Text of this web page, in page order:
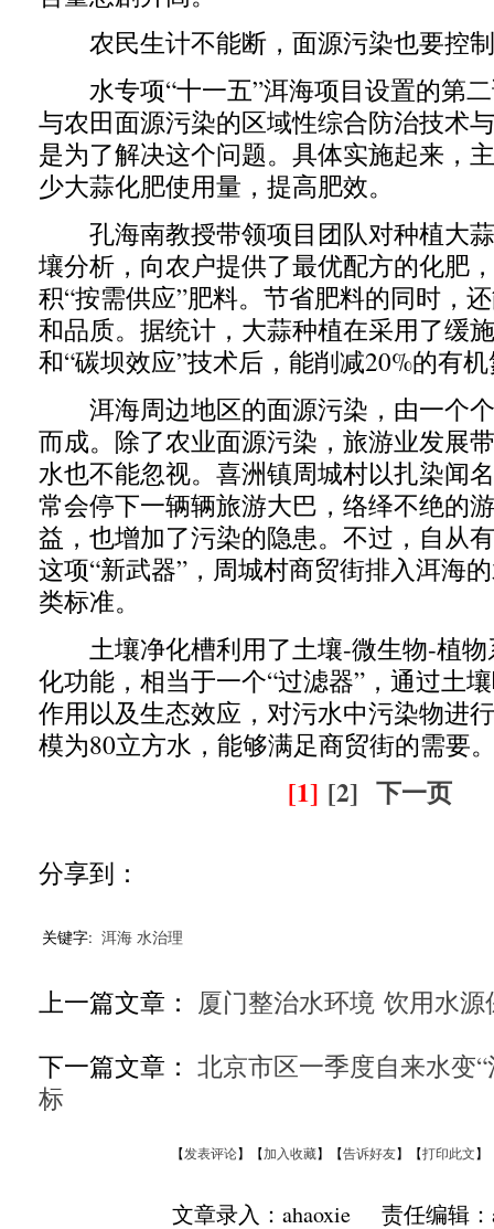
农民生计不能断，面源污染也要控
水专项“十一五”洱海项目设置的第二
与农田面源污染的区域性综合防治技术
是为了解决这个问题。具体实施起来，
少大蒜化肥使用量，提高肥效。
孔海南教授带领项目团队对种植大
壤分析，向农户提供了最优配方的化肥
积“按需供应”肥料。节省肥料的同时，
和品质。据统计，大蒜种植在采用了缓
和“碳坝效应”技术后，能削减20%的有
洱海周边地区的面源污染，由一个
而成。除了农业面源污染，旅游业发展
水也不能忽视。喜洲镇周城村以扎染闻
常会停下一辆辆旅游大巴，络绎不绝的
益，也增加了污染的隐患。不过，自从
这项“新武器”，周城村商贸街排入洱海
类标准。
土壤净化槽利用了土壤-微生物-植物
化功能，相当于一个“过滤器”，通过土
作用以及生态效应，对污水中污染物进
模为80立方水，能够满足商贸街的需要
[1] [2] 下一页
分享到：
关键字: 洱海 水治理
上一篇文章： 厦门整治水环境 饮用水
下一篇文章： 北京市区一季度自来水变
标
【发表评论】【加入收藏】【告诉好友】【打印此文】
文章录入：ahaoxie 责任编辑